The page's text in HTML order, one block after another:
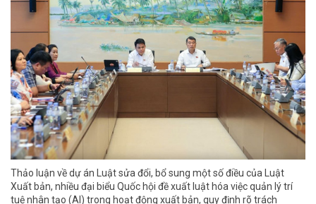
Thảo luận về dự án Luật sửa đổi, bổ sung một số điều của Luật
Xuất bản, nhiều đại biểu Quốc hội đề xuất luật hóa việc quản lý trí
tuệ nhân tạo (AI) trong hoạt động xuất bản, quy định rõ trách